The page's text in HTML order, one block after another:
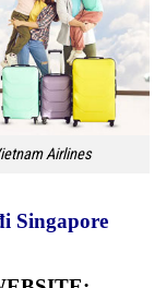
Airlines
Singapore